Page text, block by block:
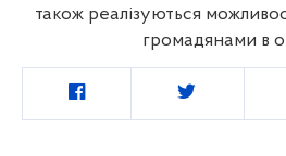
також реалізуються
громадянами в